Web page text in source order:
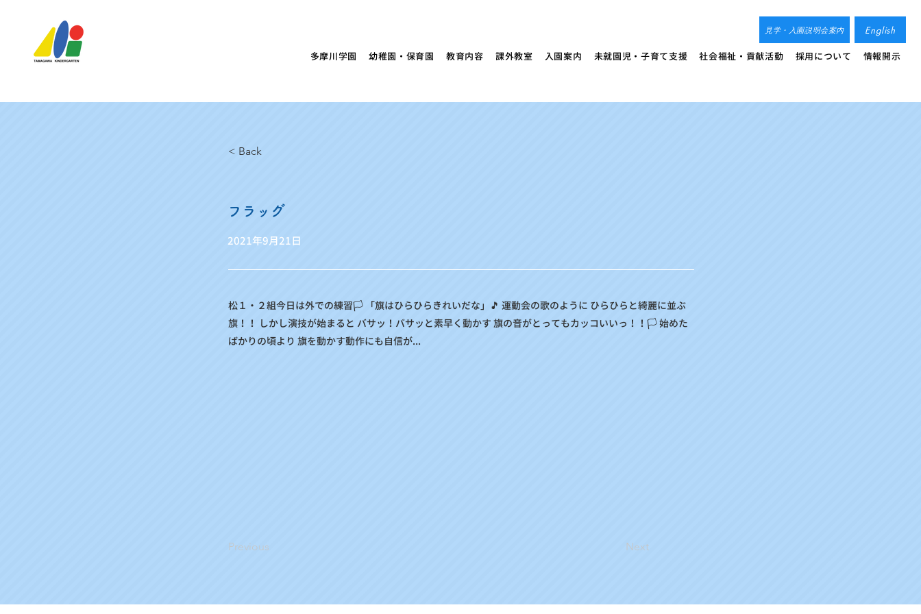
見学・入園説明会案内 English
多摩川学園 幼稚園・保育園 教育内容 課外教室 入園案内 未就園児・子育て支援 社会福祉・貢献活動 採用について 情報開示
< Back
フラッグ
2021年9月21日
松１・２組今日は外での練習🏳 「旗はひらひらきれいだな」🎵 運動会の歌のように ひらひらと綺麗に並ぶ
旗！！ しかし演技が始まると バサッ！バサッと素早く動かす 旗の音がとってもカッコいいっ！！🏳 始めた
ばかりの頃より 旗を動かす動作にも自信が...
Previous Next